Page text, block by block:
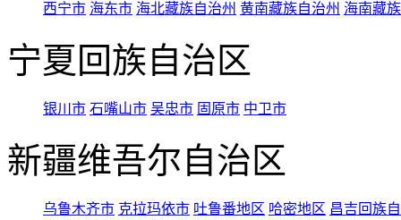
西宁市 海东市 海北藏族自治州 黄南藏族自治州 海南藏
宁夏回族自治区
银川市 石嘴山市 吴忠市 固原市 中卫市
新疆维吾尔自治区
乌鲁木齐市 克拉玛依市 吐鲁番地区 哈密地区 昌吉回族